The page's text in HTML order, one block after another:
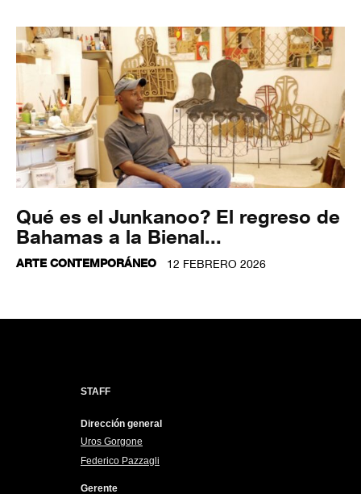
Qué es el Junkanoo? El regreso de
Bahamas a la Bienal...
ARTE CONTEMPORÁNEO 12 FEBRERO 2026
STAFF
Dirección general
Uros Gorgone
Federico Pazzagli
Gerente